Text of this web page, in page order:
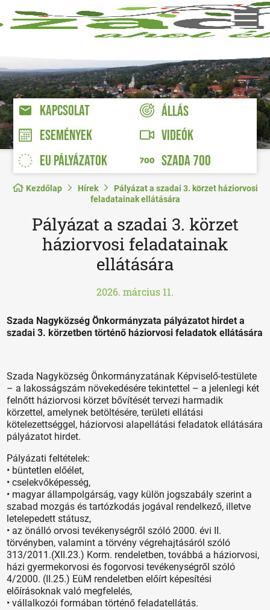
KAPCSOLAT
ÁLLÁS
ESEMÉNYEK
VIDEÓK
EU PÁLYÁZATOK
SZADA 700
Kezdőlap Hírek
Pályázat a szadai 3. körzet háziorvosi
feladatainak ellátására
Pályázat a szadai 3. körzet
háziorvosi feladatainak
ellátására
2026. március 11.
Szada Nagyközség Önkormányzata pályázatot hirdet a
szadai 3. körzetben történő háziorvosi feladatok ellátására
Szada Nagyközség Önkormányzatának Képviselő-testülete
– a lakosságszám növekedésére tekintettel – a jelenlegi két
felnőtt háziorvosi körzet bővítését tervezi harmadik
körzettel, amelynek betöltésére, területi ellátási
kötelezettséggel, háziorvosi alapellátási feladatok ellátására
pályázatot hirdet.
Pályázati feltételek:
• büntetlen előélet,
• cselekvőképesség,
• magyar állampolgárság, vagy külön jogszabály szerint a
szabad mozgás és tartózkodás jogával rendelkező, illetve
letelepedett státusz,
• az önálló orvosi tevékenységről szóló 2000. évi II.
törvényben, valamint a törvény végrehajtásáról szóló
313/2011.(XII.23.) Korm. rendeletben, továbbá a háziorvosi,
házi gyermekorvosi és fogorvosi tevékenységről szóló
4/2000. (II.25.) EüM rendeletben előírt képesítési
előírásoknak való megfelelés,
• vállalkozói formában történő feladatellátás.